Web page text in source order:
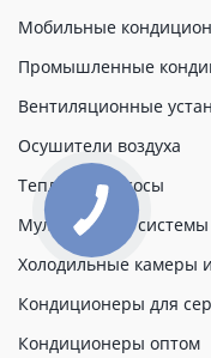
Мобильные
Промышленные
Вентиляционные
Осушители воздуха
Тепловые насосы
Мульти сплит системы
Холодильные камеры
Кондиционеры для
Кондиционеры оптом